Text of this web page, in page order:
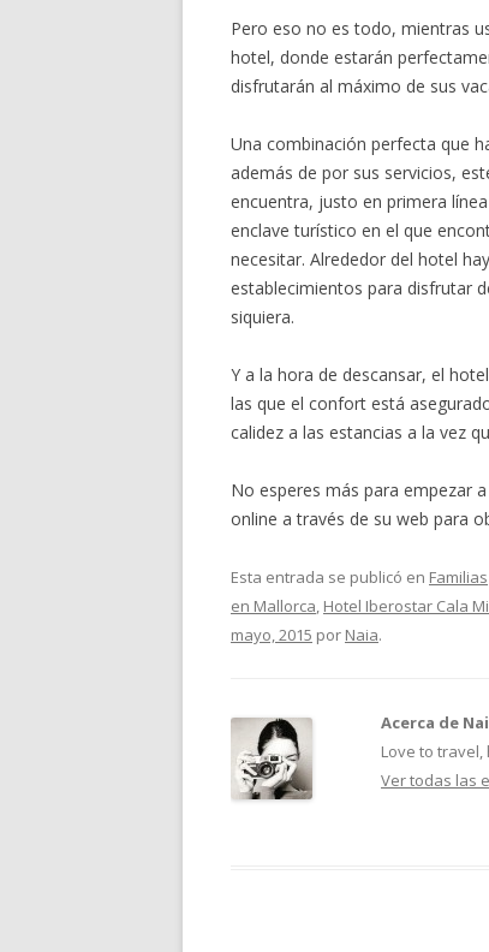
Pero eso no es todo, mientras
hotel, donde estarán
disfrutarán al máximo de sus
Una combinación perfecta que
además de por sus servicios,
encuentra, justo en primera
enclave turístico en el que
necesitar. Alrededor del hotel
establecimientos para disfrutar
siquiera.
Y a la hora de descansar, el
las que el confort está
calidez a las estancias a la vez
No esperes más para empezar
online a través de su web para
Esta entrada se publicó en Familias
en Mallorca, Hotel Iberostar Cala
mayo, 2015 por Naia.
Acerca de
Love to
Ver todas las